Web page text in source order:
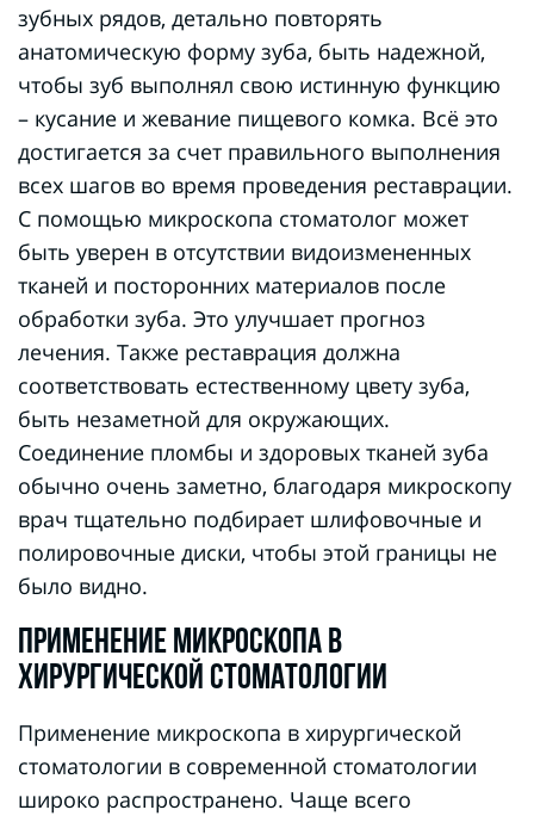
зубных рядов, детально повторять
анатомическую форму зуба, быть надежной,
чтобы зуб выполнял свою истинную функцию
– кусание и жевание пищевого комка. Всё это
достигается за счет правильного выполнения
всех шагов во время проведения реставрации.
С помощью микроскопа стоматолог может
быть уверен в отсутствии видоизмененных
тканей и посторонних материалов после
обработки зуба. Это улучшает прогноз
лечения. Также реставрация должна
соответствовать естественному цвету зуба,
быть незаметной для окружающих.
Соединение пломбы и здоровых тканей зуба
обычно очень заметно, благодаря микроскопу
врач тщательно подбирает шлифовочные и
полировочные диски, чтобы этой границы не
было видно.
ПРИМЕНЕНИЕ МИКРОСКОПА В
ХИРУРГИЧЕСКОЙ СТОМАТОЛОГИИ
Применение микроскопа в хирургической
стоматологии в современной стоматологии
широко распространено. Чаще всего